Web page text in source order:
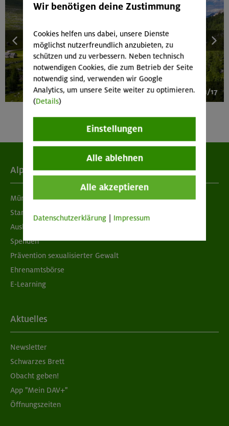
1/17
Alpenverein
München & Oberland
Standorte
Ausbildung & Jobs
Spenden
Prävention sexualisierter Gewalt
Ehrenamtsbörse
E-Learning
Aktuelles
Newsletter
Schwarzes Brett
Obacht geben!
App "Mein DAV+"
Öffnungszeiten
Wir benötigen deine Zustimmung
Cookies helfen uns dabei, unsere Dienste
möglichst nutzerfreundlich anzubieten, zu
schützen und zu verbessern. Neben technisch
notwendigen Cookies, die zum Betrieb der Seite
notwendig sind, verwenden wir Google
Analytics, um unsere Seite weiter zu optimieren.
(Details)
Einstellungen
Alle ablehnen
Alle akzeptieren
Datenschutzerklärung Impressum